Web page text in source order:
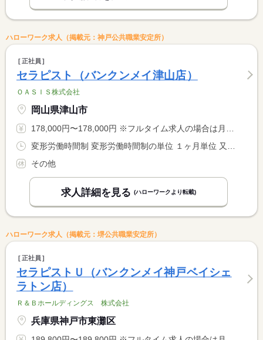
ハローワーク求人（掲載元：神戸公共職業安定所）
正社員
セラピスト（バンクンメイ津山店）
ＯＡＳＩＳ株式会社
岡山県津山市
178,000円〜178,000円 ※フルタイム求人の場合は月額（換算額）、パート求人の場合は時間額を表示しています。
その他
求人詳細を見る (ハローワークより転載)
ハローワーク求人（掲載元：堺公共職業安定所）
正社員
セラピストＵ（バンクンメイ神戸ベイシェ
ラトン店）
Ｒ＆Ｂホールディングス 株式会社
兵庫県神戸市東灘区